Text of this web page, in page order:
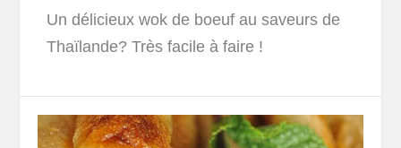
Un délicieux wok de boeuf au saveurs de
Thaïlande? Très facile à faire !